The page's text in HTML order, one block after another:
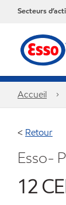
Secteurs
Accueil
< Retour
Esso-
12